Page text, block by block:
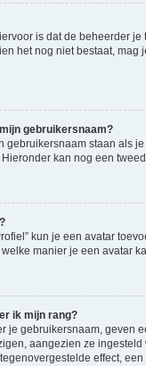
is dat de beheerder
het nog niet bestaat,
gebruikersnaam?
gebruikersnaam staan als
kan nog een
kun je een avatar
manier je een avatar
ik mijn rang?
je gebruikersnaam, geven
aangezien ze
effect,